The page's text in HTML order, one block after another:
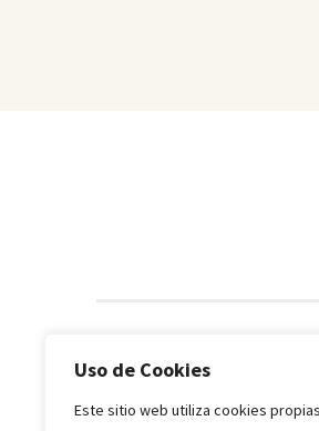
Uso de Cookies
Este sitio web utiliza cookies